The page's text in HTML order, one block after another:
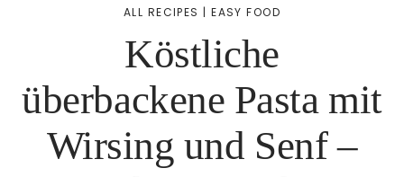
ALL RECIPES |EASY FOOD
Köstliche
überbackene Pasta mit
Wirsing und Senf –